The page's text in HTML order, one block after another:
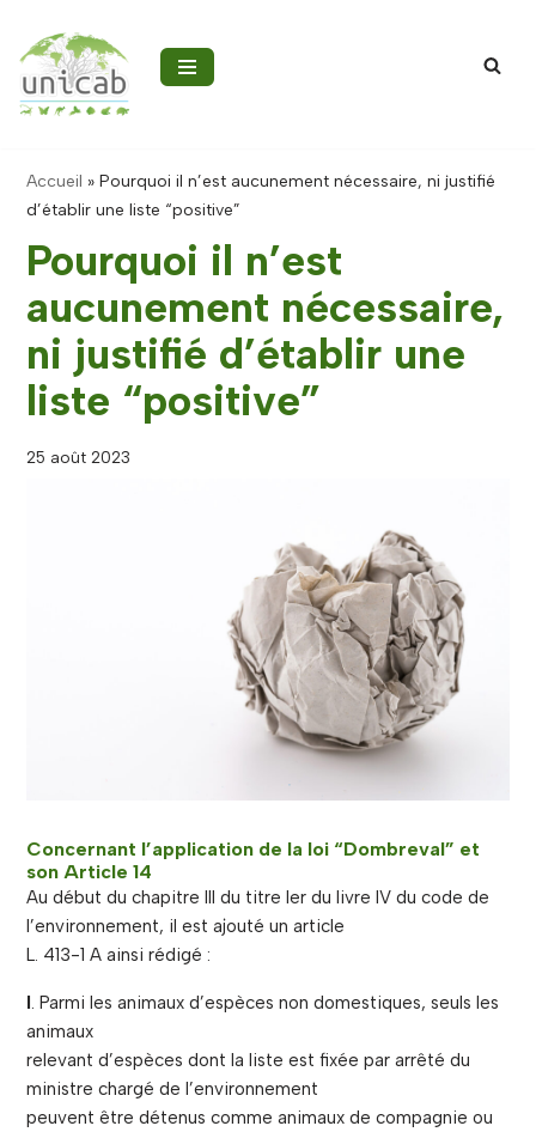
Aller
au
contenu
Accueil » Pourquoi il n’est aucunement nécessaire, ni justifié
d’établir une liste “positive”
Pourquoi il n’est
aucunement nécessaire,
ni justifié d’établir une
liste “positive”
25 août 2023
Concernant l’application de la loi “Dombreval” et
son Article 14
Au début du chapitre III du titre Ier du livre IV du code de
l’environnement, il est ajouté un article
L. 413-1 A ainsi rédigé :
. Parmi les animaux d’espèces non domestiques, seuls les
animaux
relevant d’espèces dont la liste est fixée par arrêté du
ministre chargé de l’environnement
peuvent être détenus comme animaux de compagnie ou